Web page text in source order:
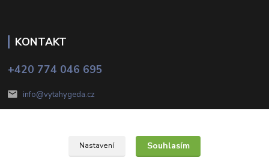
KONTAKT
+420 774 046 695
info@vytahygeda.cz
Nastavení Souhlasím